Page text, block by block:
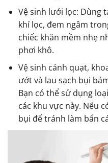
Vệ sinh lưới lọc: Dùng
khí lọc, đem ngâm
chiếc khăn mềm nhẹ
phơi khô.
Vệ sinh cánh quạt,
ướt và lau sạch bụi
Bạn có thể sử dụng
các khu vực này. Nếu
bụi để tránh làm bẩn